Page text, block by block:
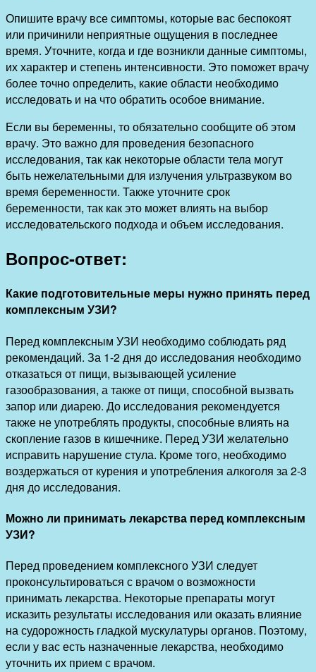
Опишите врачу все симптомы, которые вас беспокоят
или причинили неприятные ощущения в последнее
время. Уточните, когда и где возникли данные симптомы,
их характер и степень интенсивности. Это поможет врачу
более точно определить, какие области необходимо
исследовать и на что обратить особое внимание.
Если вы беременны, то обязательно сообщите об этом
врачу. Это важно для проведения безопасного
исследования, так как некоторые области тела могут
быть нежелательными для излучения ультразвуком во
время беременности. Также уточните срок
беременности, так как это может влиять на выбор
исследовательского подхода и объем исследования.
Вопрос-ответ:
Какие подготовительные меры нужно принять перед
комплексным УЗИ?
Перед комплексным УЗИ необходимо соблюдать ряд
рекомендаций. За 1-2 дня до исследования необходимо
отказаться от пищи, вызывающей усиление
газообразования, а также от пищи, способной вызвать
запор или диарею. До исследования рекомендуется
также не употреблять продукты, способные влиять на
скопление газов в кишечнике. Перед УЗИ желательно
исправить нарушение стула. Кроме того, необходимо
воздержаться от курения и употребления алкоголя за 2-3
дня до исследования.
Можно ли принимать лекарства перед комплексным
УЗИ?
Перед проведением комплексного УЗИ следует
проконсультироваться с врачом о возможности
принимать лекарства. Некоторые препараты могут
исказить результаты исследования или оказать влияние
на судорожность гладкой мускулатуры органов. Поэтому,
если у вас есть назначенные лекарства, необходимо
уточнить их прием с врачом.